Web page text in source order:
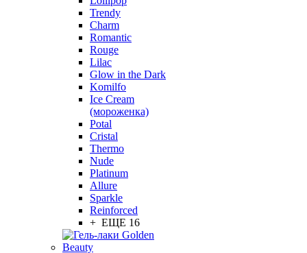
Trendy
Charm
Romantic
Rouge
Lilac
Glow in the Dark
Komilfo
Ice Cream
(мороженка)
Potal
Cristal
Thermo
Nude
Platinum
Allure
Sparkle
Reinforced
+ ЕЩЕ 16